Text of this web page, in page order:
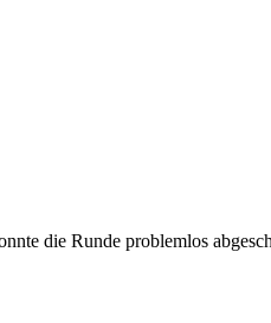
die Runde problemlos